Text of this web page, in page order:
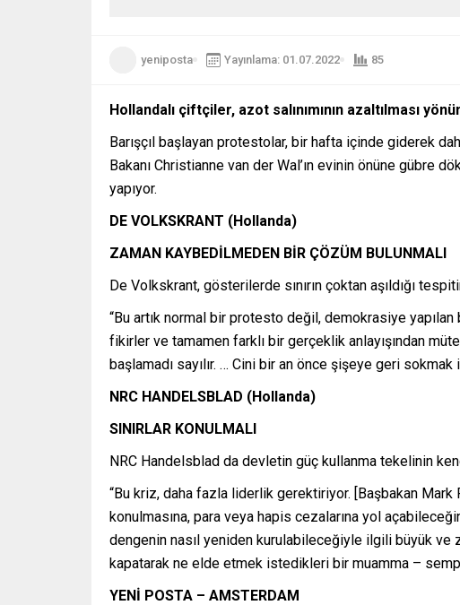
yeniposta Yayınlama: 01.07.2022 85
Hollandalı çiftçiler, azot salınımının azaltılması
Barışçıl başlayan protestolar, bir hafta içinde giderek
Bakanı Christianne van der Wal’ın evinin önüne gübre
yapıyor.
DE VOLKSKRANT (Hollanda)
ZAMAN KAYBEDİLMEDEN BİR ÇÖZÜM BULUNMALI
De Volkskrant, gösterilerde sınırın çoktan aşıldığı
“Bu artık normal bir protesto değil, demokrasiye
fikirler ve tamamen farklı bir gerçeklik anlayışından
başlamadı sayılır. … Cini bir an önce şişeye geri
NRC HANDELSBLAD (Hollanda)
SINIRLAR KONULMALI
NRC Handelsblad da devletin güç kullanma tekelinin
“Bu kriz, daha fazla liderlik gerektiriyor. [Başbakan
konulmasına, para veya hapis cezalarına yol
dengenin nasıl yeniden kurulabileceğiyle ilgili büyük ve
kapatarak ne elde etmek istedikleri bir muamma –
YENİ POSTA – AMSTERDAM